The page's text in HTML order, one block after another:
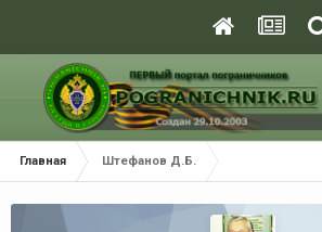
Главная Штефанов Д.Б.